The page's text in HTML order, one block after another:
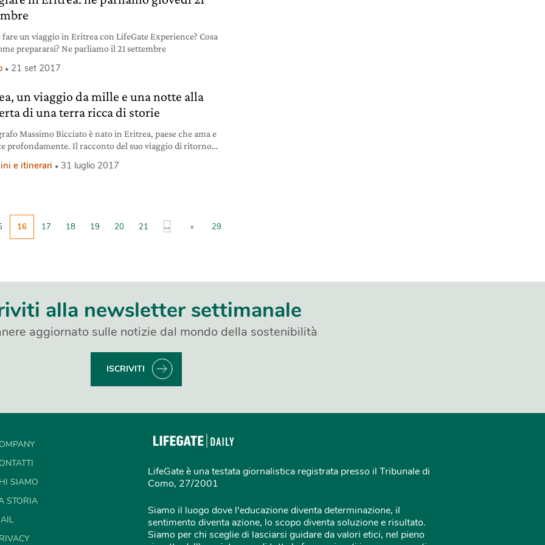
fare un viaggio in Eritrea con LifeGate Experience? Cosa
prepararsi? Ne parliamo il 21 settembre
21 set 2017
un viaggio da mille e una notte alla
di una terra ricca di storie
Massimo Bicciato è nato in Eritrea, paese che ama e
profondamente. Il racconto del suo viaggio di ritorno
e itinerari 31 luglio 2017
16 17 18 19 20 21 ... » 29
alla newsletter settimanale
aggiornato sulle notizie dal mondo della sostenibilità
ISCRIVITI
SIAMO
STORIA
LifeGate è una testata giornalistica registrata presso il Tribunale di
Como, 27/2001
Siamo il luogo dove l'educazione diventa determinazione, il
sentimento diventa azione, lo scopo diventa soluzione e risultato.
Siamo per chi sceglie di lasciarsi guidare da valori etici, nel pieno